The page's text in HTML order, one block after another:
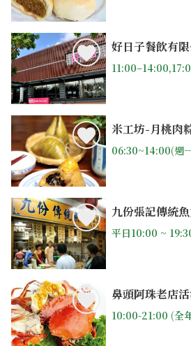
好日子餐飲有
米工坊-月桃肉
06:30~14:00(週
九份張記傳統
鼻頭阿珠老店
10:00-21:00 (全